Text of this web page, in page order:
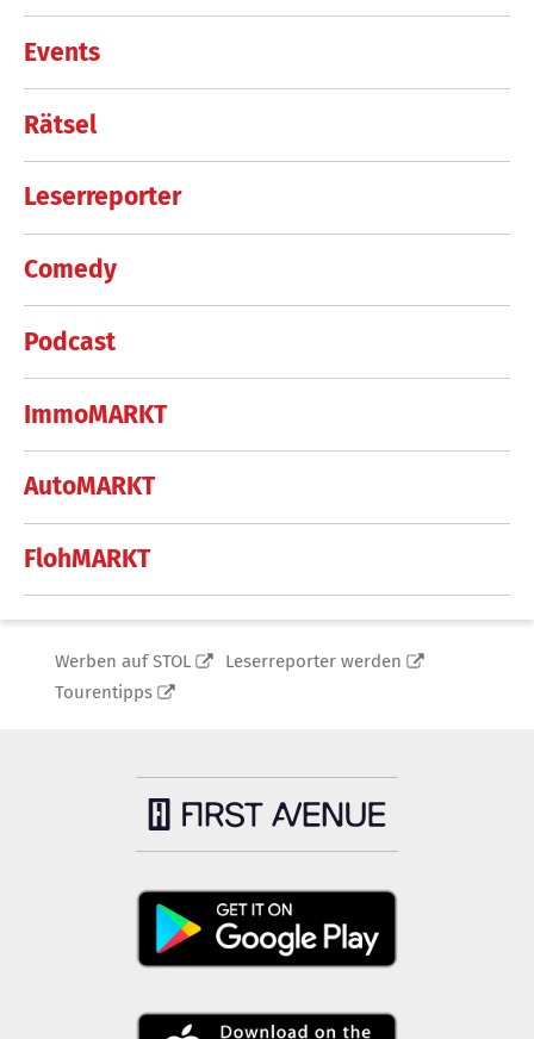
Events
Rätsel
Leserreporter
Comedy
Podcast
ImmoMARKT
AutoMARKT
FlohMARKT
Werben auf STOL
Leserreporter werden
Tourentipps